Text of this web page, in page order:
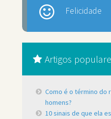
Felicidade
Artigos
Como é o término do
homens?
10 sinais de que ela